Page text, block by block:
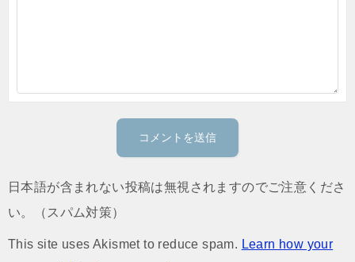
日本語が含まれない投稿は無視されますのでご注意くださ
い。（スパム対策）
This site uses Akismet to reduce spam. Learn how your